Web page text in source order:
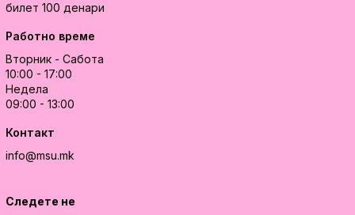
билет 100 денари
Работно време
Вторник - Сабота
10:00 - 17:00
Недела
09:00 - 13:00
Контакт
info@msu.mk
Следете не